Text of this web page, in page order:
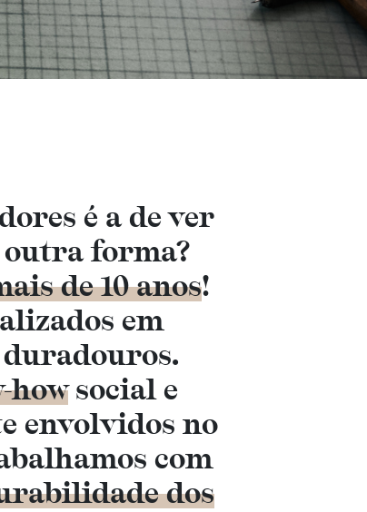
é a de ver
outra forma?
de 10 anos!
em
duradouros.
howsocial e
envolvidos no
com
dos